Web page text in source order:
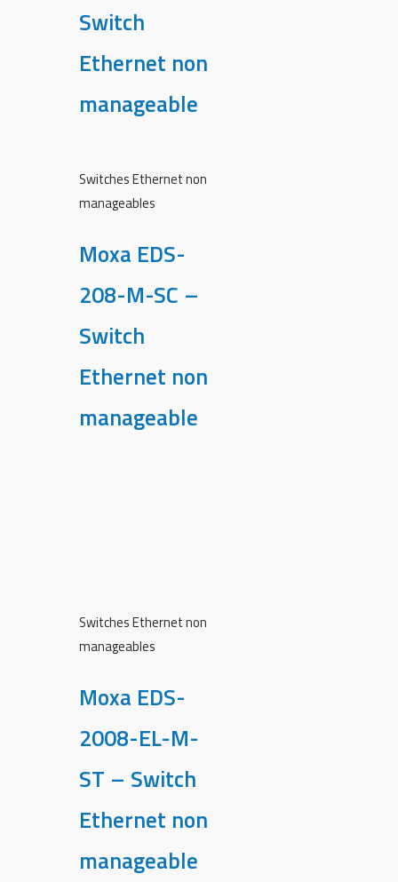
Switch
Ethernet non
manageable
Switches Ethernet non
manageables
Moxa EDS-
208-M-SC –
Switch
Ethernet non
manageable
Switches Ethernet non
manageables
Moxa EDS-
2008-EL-M-
ST – Switch
Ethernet non
manageable